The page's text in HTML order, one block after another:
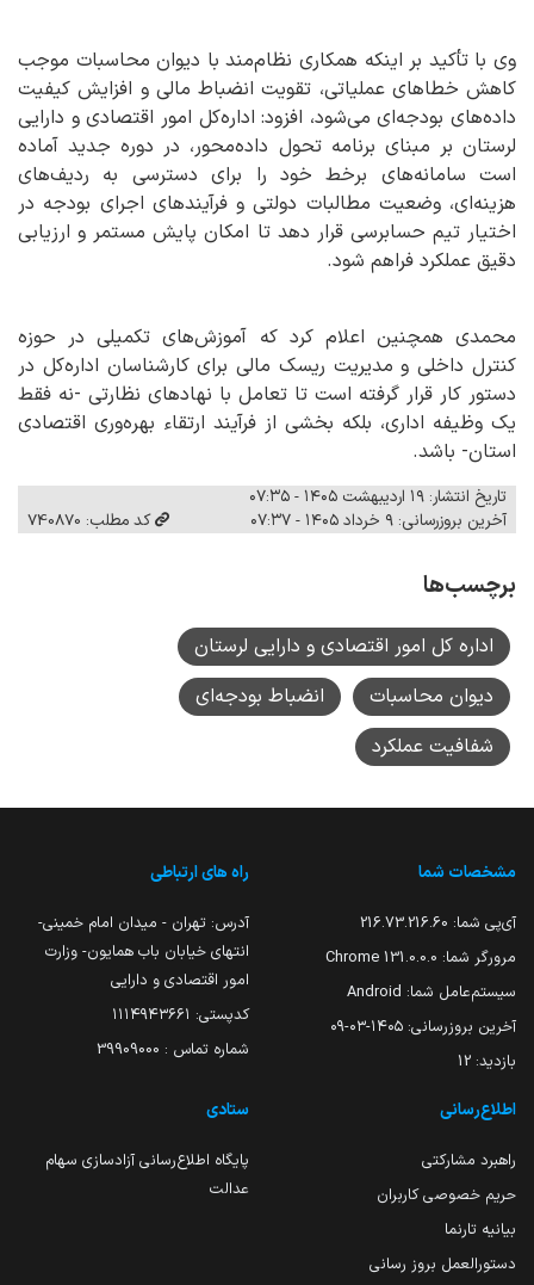
وی با تأکید بر اینکه همکاری نظام‌مند با دیوان محاسبات موجب
کاهش خطاهای عملیاتی، تقویت انضباط مالی و افزایش کیفیت
داده‌های بودجه‌ای می‌شود، افزود: اداره‌کل امور اقتصادی و دارایی
لرستان بر مبنای برنامه تحول داده‌محور، در دوره جدید آماده
است سامانه‌های برخط خود را برای دسترسی به ردیف‌های
هزینه‌ای، وضعیت مطالبات دولتی و فرآیندهای اجرای بودجه در
اختیار تیم حسابرسی قرار دهد تا امکان پایش مستمر و ارزیابی
دقیق عملکرد فراهم شود.
محمدی همچنین اعلام کرد که آموزش‌های تکمیلی در حوزه
کنترل داخلی و مدیریت ریسک مالی برای کارشناسان اداره‌کل در
دستور کار قرار گرفته است تا تعامل با نهادهای نظارتی -نه فقط
یک وظیفه اداری، بلکه بخشی از فرآیند ارتقاء بهره‌وری اقتصادی
استان- باشد.
تاریخ انتشار: ۱۹ اردیبهشت ۱۴۰۵ - ۰۷:۳۵
آخرین بروزرسانی: ۹ خرداد ۱۴۰۵ - ۰۷:۳۷
کد مطلب: 740870
برچسب‌ها
اداره کل امور اقتصادی و دارایی لرستان
دیوان محاسبات
انضباط بودجه‌ای
شفافیت عملکرد
مشخصات شما
آی‌پی شما: 216.73.216.60
مرورگر شما: 131.0.0.0 Chrome
سیستم‌عامل شما: Android
آخرین بروزرسانی: ۱۴۰۵-۰۳-۰۹
بازدید: 12
راه های ارتباطی
آدرس: تهران - میدان امام خمینی-
انتهای خیابان باب همایون- وزارت
امور اقتصادی و دارایی
کدپستی: ۱۱۱۴۹۴۳۶۶۱
شماره تماس : 39909000
اطلاع‌رسانی
راهبرد مشارکتی
حریم خصوصی کاربران
بیانیه تارنما
دستورالعمل بروز رسانی
ستادی
پایگاه اطلاع‌رسانی آزادسازی سهام
عدالت